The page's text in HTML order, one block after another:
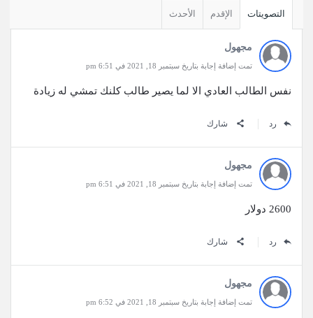
التصويتات الإقدم الأحدث
مجهول
تمت إضافة إجابة بتاريخ سبتمبر 18, 2021 في 6:51 pm
نفس الطالب العادي الا لما يصير طالب كلنك تمشي له زيادة
رد شارك
مجهول
تمت إضافة إجابة بتاريخ سبتمبر 18, 2021 في 6:51 pm
2600 دولار
رد شارك
مجهول
تمت إضافة إجابة بتاريخ سبتمبر 18, 2021 في 6:52 pm